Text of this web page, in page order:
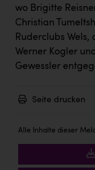
SCRI - Salzburg
Schwingshandl -
Smurfit Westrock
TGW Logistics
TRAILOMAT &
wo Brigitte
Christian
Ruderclubs
Werner Kogler
Gewessler
Seite drucken
Alle Inhalte dieser